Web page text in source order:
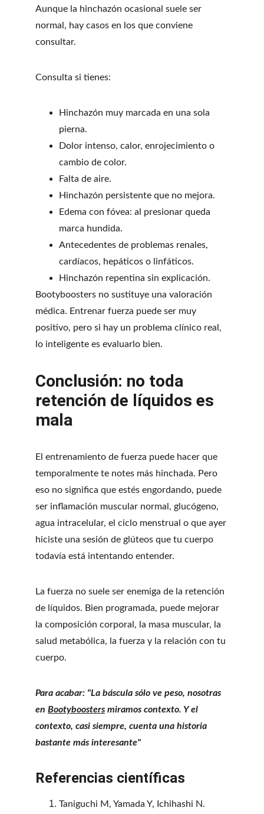
Aunque la hinchazón ocasional suele ser
normal, hay casos en los que conviene
consultar.
Consulta si tienes:
Hinchazón muy marcada en una sola
pierna.
Dolor intenso, calor, enrojecimiento o
cambio de color.
Falta de aire.
Hinchazón persistente que no mejora.
Edema con fóvea: al presionar queda
marca hundida.
Antecedentes de problemas renales,
cardíacos, hepáticos o linfáticos.
Hinchazón repentina sin explicación.
Bootyboosters no sustituye una valoración
médica. Entrenar fuerza puede ser muy
positivo, pero si hay un problema clínico real,
lo inteligente es evaluarlo bien.
Conclusión: no toda
retención de líquidos es
mala
El entrenamiento de fuerza puede hacer que
temporalmente te notes más hinchada. Pero
eso no significa que estés engordando, puede
ser inflamación muscular normal, glucógeno,
agua intracelular, el ciclo menstrual o que ayer
hiciste una sesión de glúteos que tu cuerpo
todavía está intentando entender.
La fuerza no suele ser enemiga de la retención
de líquidos. Bien programada, puede mejorar
la composición corporal, la masa muscular, la
salud metabólica, la fuerza y la relación con tu
cuerpo.
Para acabar: "La báscula sólo ve peso, nosotras
en Bootyboosters miramos contexto. Y el
contexto, casi siempre, cuenta una historia
bastante más interesante"
Referencias científicas
Taniguchi M, Yamada Y, Ichihashi N.